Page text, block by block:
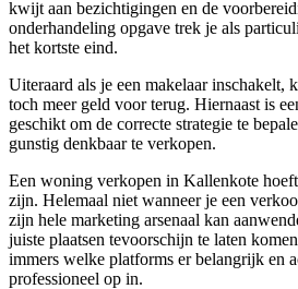
kwijt aan bezichtigingen en de
onderhandeling opgave trek je als
het kortste eind.
Uiteraard als je een makelaar inschakelt,
toch meer geld voor terug. Hiernaast is
geschikt om de correcte strategie te
gunstig denkbaar te verkopen.
Een woning verkopen in Kallenkote
zijn. Helemaal niet wanneer je een
zijn hele marketing arsenaal kan
juiste plaatsen tevoorschijn te laten
immers welke platforms er belangrijk en
professioneel op in.